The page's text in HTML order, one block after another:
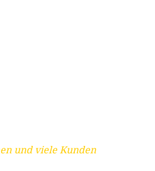
und viele Kunden